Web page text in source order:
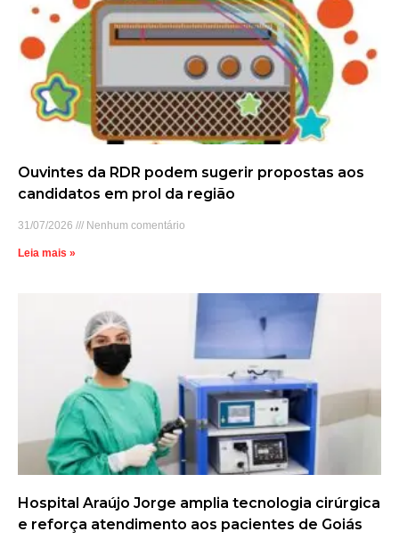
Ouvintes da RDR podem sugerir propostas aos
candidatos em prol da região
31/07/2026 Nenhum comentário
Leia mais »
Hospital Araújo Jorge amplia tecnologia cirúrgica
e reforça atendimento aos pacientes de Goiás